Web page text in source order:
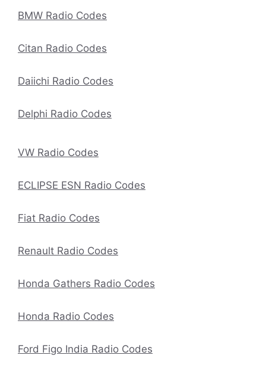
BMW Radio Codes
Citan Radio Codes
Daiichi Radio Codes
Delphi Radio Codes
VW Radio Codes
ECLIPSE ESN Radio Codes
Fiat Radio Codes
Renault Radio Codes
Honda Gathers Radio Codes
Honda Radio Codes
Ford Figo India Radio Codes